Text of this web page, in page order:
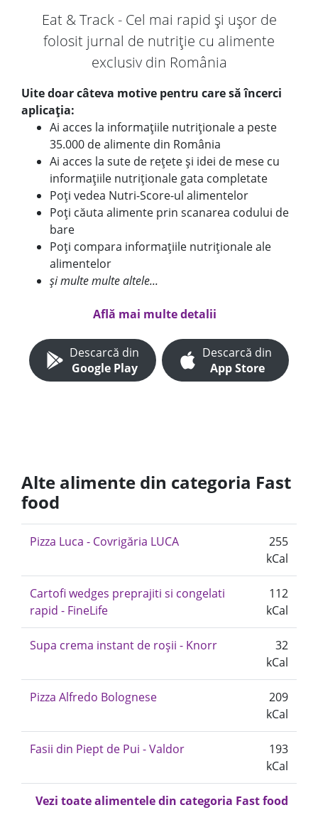
Eat & Track - Cel mai rapid și ușor de
folosit jurnal de nutriție cu alimente
exclusiv din România
Uite doar câteva motive pentru care să încerci
aplicația:
Ai acces la informațiile nutriționale a peste
35.000 de alimente din România
Ai acces la sute de rețete și idei de mese cu
informațiile nutriționale gata completate
Poți vedea Nutri-Score-ul alimentelor
Poți căuta alimente prin scanarea codului de
bare
Poți compara informațiile nutriționale ale
alimentelor
și multe multe altele...
Află mai multe detalii
Descarcă din
Google Play
Descarcă din
App Store
Alte alimente din categoria Fast
food
Pizza Luca - Covrigăria LUCA
255
kCal
Cartofi wedges preprajiti si congelati
rapid - FineLife
112
kCal
Supa crema instant de roșii - Knorr
32
kCal
Pizza Alfredo Bolognese
209
kCal
Fasii din Piept de Pui - Valdor
193
kCal
Vezi toate alimentele din categoria Fast food